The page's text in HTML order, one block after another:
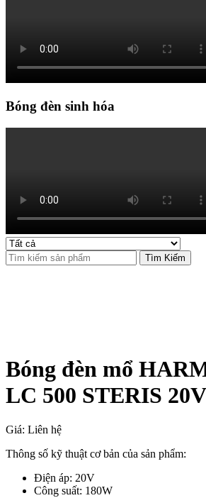
Bóng đèn sinh hóa
Tìm Kiếm
Bóng đèn mổ
LC 500 STERIS
Giá: Liên hệ
Thông số kỹ thuật cơ bản của sản phẩm:
Điện áp: 20V
Công suất: 180W